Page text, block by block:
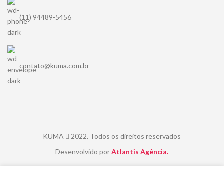
(11) 94489-5456
contato@kuma.com.br
KUMA
2022. Todos os direitos reservados
Desenvolvido porAtlantis Agência.